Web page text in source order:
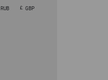
RUB GBP